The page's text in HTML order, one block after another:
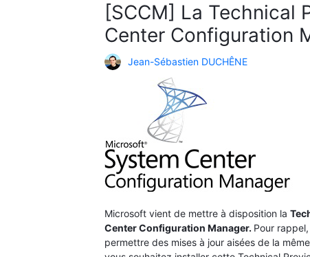
[SCCM] La Technical
Center Configuration
Jean-Sébastien DUCHÊNE
Microsoft vient de mettre à disposition la
Center Configuration Manager. Pour
permettre des mises à jour aisées de la